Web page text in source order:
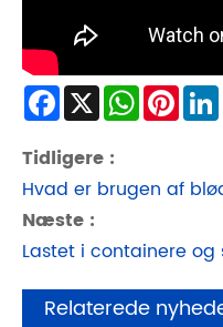
Facebook
X
Tidligere :
Hvad er brugen af
Næste :
Lastet i containere
Relaterede